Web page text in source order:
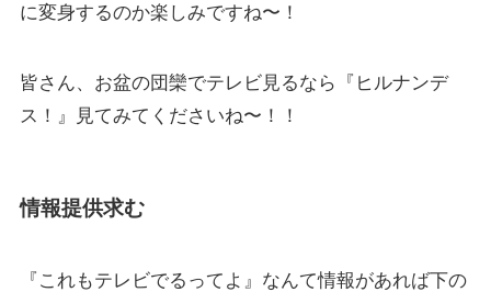
に変身するのか楽しみですね〜！
皆さん、お盆の団欒でテレビ見るなら『ヒルナンデ
ス！』見てみてくださいね〜！！
情報提供求む
『これもテレビでるってよ』なんて情報があれば下の